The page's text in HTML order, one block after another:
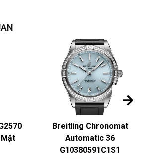
Mặt
Breitling Chronomat
Automatic 36
G10380591C1S1